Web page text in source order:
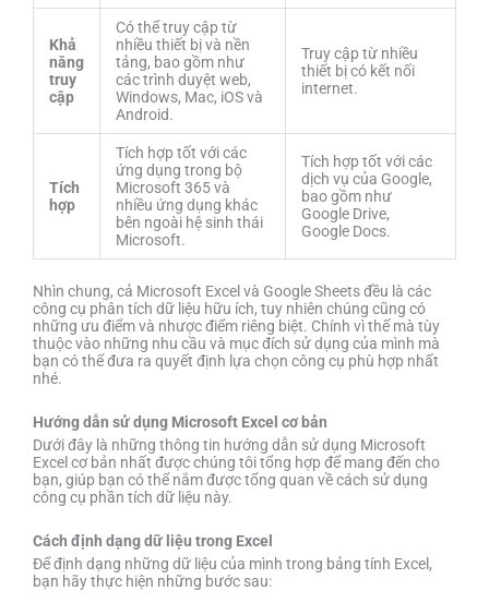
Khả
năng
truy
cập
Có thể truy cập từ
nhiều thiết bị và nền
tảng, bao gồm như
các trình duyệt web,
Windows, Mac, iOS và
Android.
Truy cập từ nhiều
thiết bị có kết nối
internet.
Tích
hợp
Tích hợp tốt với các
ứng dụng trong bộ
Microsoft 365 và
nhiều ứng dụng khác
bên ngoài hệ sinh thái
Microsoft.
Tích hợp tốt với các
dịch vụ của Google,
bao gồm như
Google Drive,
Google Docs.
Nhìn chung, cả Microsoft Excel và Google Sheets đều là các
công cụ phân tích dữ liệu hữu ích, tuy nhiên chúng cũng có
những ưu điểm và nhược điểm riêng biệt. Chính vì thế mà tùy
thuộc vào những nhu cầu và mục đích sử dụng của mình mà
bạn có thể đưa ra quyết định lựa chọn công cụ phù hợp nhất
nhé.
Hướng dẫn sử dụng Microsoft Excel cơ bản
Dưới đây là những thông tin hướng dẫn sử dụng Microsoft
Excel cơ bản nhất được chúng tôi tổng hợp để mang đến cho
bạn, giúp bạn có thể nắm được tổng quan về cách sử dụng
công cụ phần tích dữ liệu này.
Cách định dạng dữ liệu trong Excel
Để định dạng những dữ liệu của mình trong bảng tính Excel,
bạn hãy thực hiện những bước sau: